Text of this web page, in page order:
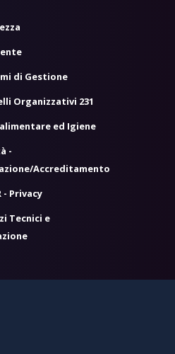
di Gestione
Organizzativi 231
ed Igiene
-
Accreditamento
- Privacy
Tecnici e